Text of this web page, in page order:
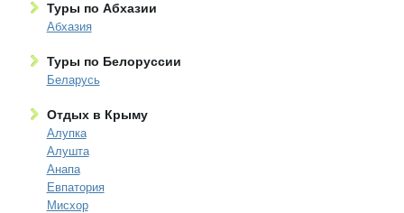
Туры по Абхазии
Абхазия
Туры по Белоруссии
Беларусь
Отдых в Крыму
Алупка
Алушта
Анапа
Евпатория
Мисхор